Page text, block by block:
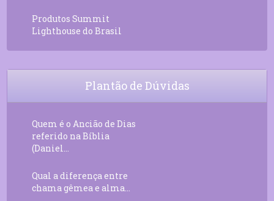
Produtos Summit
Lighthouse do Brasil
Plantão de Dúvidas
Quem é o Ancião de Dias
referido na Bíblia
(Daniel...
Qual a diferença entre
chama gêmea e alma...